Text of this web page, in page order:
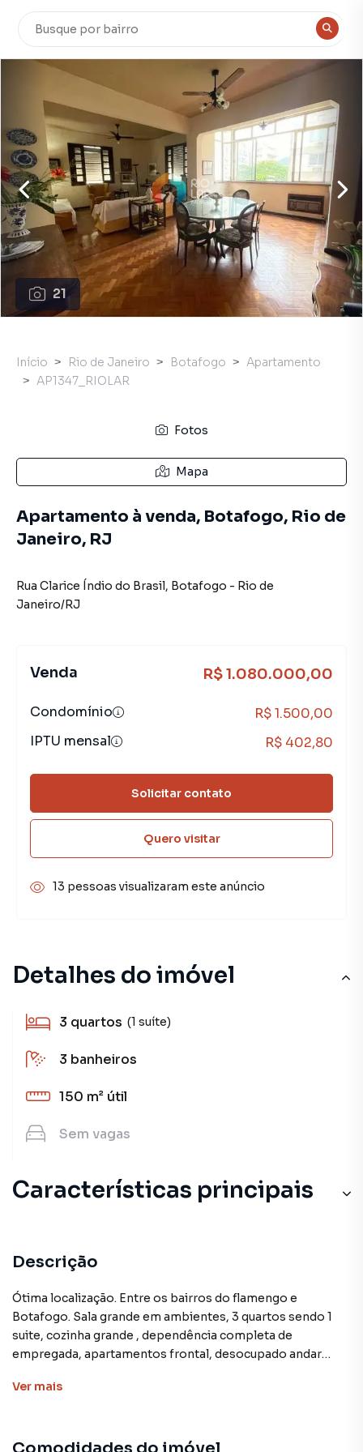
21
Detalhes do imóvel
3 quartos (1 suíte)
3 banheiros
150 m² útil
Sem vagas
Características principais
Armário Suíte
Aceita Pet
Elevador
Descrição
Ótima localização. Entre os bairros do flamengo e
Botafogo. Sala grande em ambientes, 3 quartos sendo 1
suite, cozinha grande , dependência completa de
empregada, apartamentos frontal, desocupado andar
flamengo, farto comércio, transporte e facilidade de
aluguel de vaga no prédio). Documentação apta a
Ver mais
Início Rio de Janeiro Botafogo
Apartamento
AP1347_RIOLAR
Fotos
Mapa
Apartamento à venda, Botafogo, Rio de
Janeiro, RJ
Rua Clarice Índio do Brasil, Botafogo - Rio de
Janeiro/RJ
Venda R$ 1.080.000,00
Condomínio
R$ 1.500,00
IPTU mensal
R$ 402,80
Solicitar contato
Quero visitar
13 pessoas visualizaram este anúncio